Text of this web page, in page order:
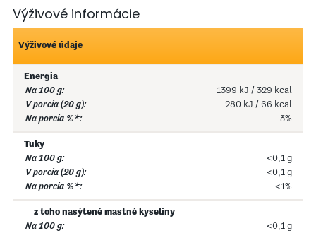
Výživové informácie
Výživové údaje
Energia
1399 kJ / 329 kcal
280 kJ / 66 kcal
3%
Tuky
<0,1 g
<0,1 g
<1%
z toho nasýtené mastné kyseliny
<0,1 g